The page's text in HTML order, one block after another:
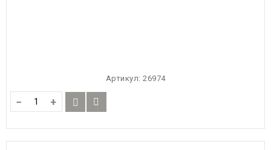
Артикул: 26974
− +